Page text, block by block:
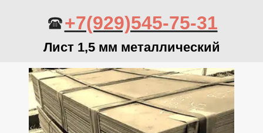
+7(929)545-75-31
Лист 1,5 мм металлический